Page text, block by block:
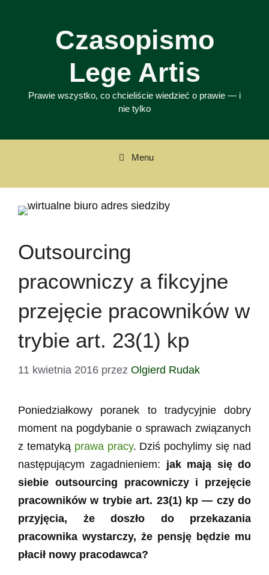
Czasopismo
Lege Artis
Prawie wszystko, co chcieliście wiedzieć o prawie — i
nie tylko
Menu
Outsourcing
pracowniczy a fikcyjne
przejęcie pracowników w
trybie art. 23(1) kp
11 kwietnia 2016 przez Olgierd Rudak
Poniedziałkowy poranek to tradycyjnie dobry
moment na pogdybanie o sprawach związanych
z tematyką prawa pracy. Dziś pochylimy się nad
następującym zagadnieniem: jak mają się do
siebie outsourcing pracowniczy i przejęcie
pracowników w trybie art. 23(1) kp — czy do
przyjęcia, że doszło do przekazania
pracownika wystarczy, że pensję będzie mu
płacił nowy pracodawca?